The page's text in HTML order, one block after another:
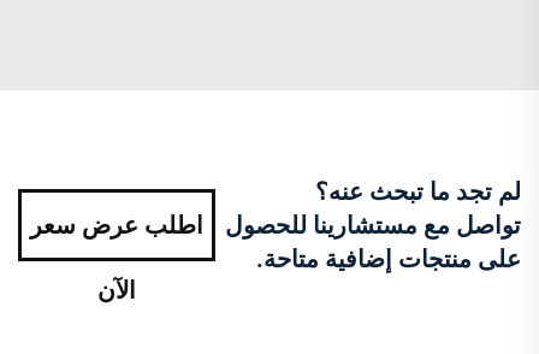
لم تجد ما تبحث عنه؟
تواصل مع مستشارينا للحصول
على منتجات إضافية متاحة.
اطلب عرض سعر
الآن